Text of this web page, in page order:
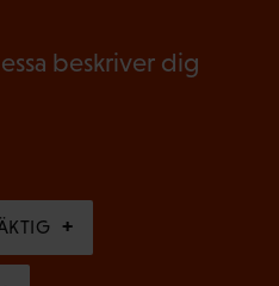
beskriver dig